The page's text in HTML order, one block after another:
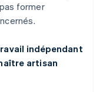
former
indépendant
artisan